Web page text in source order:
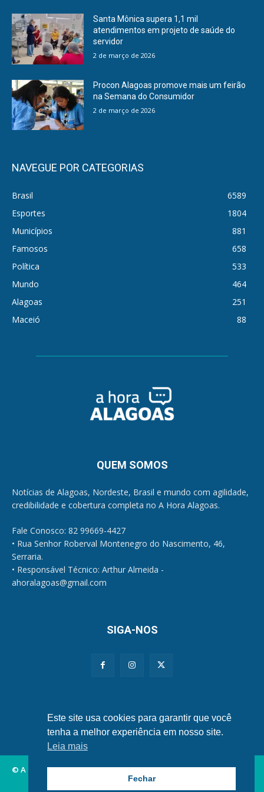
Santa Mônica supera 1,1 mil
atendimentos em projeto de saúde do
servidor
2 de março de 2026
Procon Alagoas promove mais um feirão
na Semana do Consumidor
2 de março de 2026
NAVEGUE POR CATEGORIAS
Brasil
6589
Esportes
1804
Municípios
881
Famosos
658
Política
533
Mundo
464
Alagoas
251
Maceió
88
QUEM SOMOS
Notícias de Alagoas, Nordeste, Brasil e mundo com agilidade,
credibilidade e cobertura completa no A Hora Alagoas.
Fale Conosco: 82 99669-4427
• Rua Senhor Roberval Montenegro do Nascimento, 46,
Serraria.
• Responsável Técnico: Arthur Almeida -
ahoralagoas@gmail.com
SIGA-NOS
© A Hora Alagoas.
Este site usa cookies para garantir que você
tenha a melhor experiência em nosso site.
Leia mais
Fechar